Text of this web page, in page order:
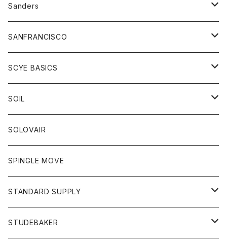
ニット
ベスト
ボトム
ワンピース
ペインターパンツ
帽子
アウター
コート
パーカー
スカート
Tシャツ
トップス
Tシャツ
トレーナー
ボトム
ショートパンツ
スカート
レディース
スカート
Tシャツ
アクセサリー
バック
Sanders
グッズ
靴
SANFRANCISCO
アウター
カーディガン
コート
グッズ
ネクタイ
グローブ
アクセサリー
トップス
カットソー
カーディガン
ボトム
ショートパンツ
レディース
SCYE BASICS
ボトム
ジーンズ
チノパン
トップス
ポロシャツ
ベスト
靴
SOIL
靴
ワンピース
トップス
カットソー
ボトム
SOLOVAIR
SPINGLE MOVE
STANDARD SUPPLY
財布
STUDEBAKER